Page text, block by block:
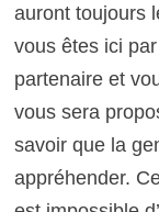
auront toujours
vous êtes ici
partenaire et
vous sera
savoir que la
appréhender.